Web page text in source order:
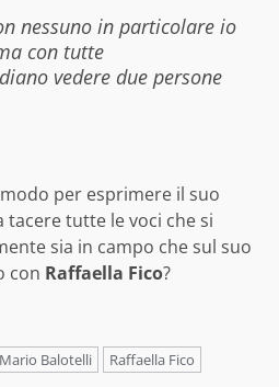
nessuno in particolare io
con tutte
vedere due persone
per esprimere il suo
tutte le voci che si
sia in campo che sul suo
con Raffaella Fico?
Mario Balotelli Raffaella Fico